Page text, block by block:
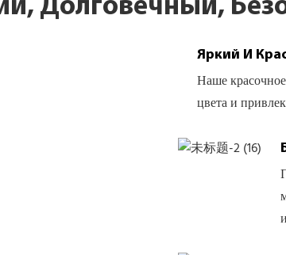
Долговечный,
Яркий И
Наше
цвета и